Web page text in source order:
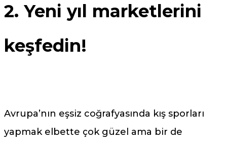
2. Yeni yıl marketlerini
keşfedin!
Avrupa’nın eşsiz coğrafyasında kış sporları
yapmak elbette çok güzel ama bir de